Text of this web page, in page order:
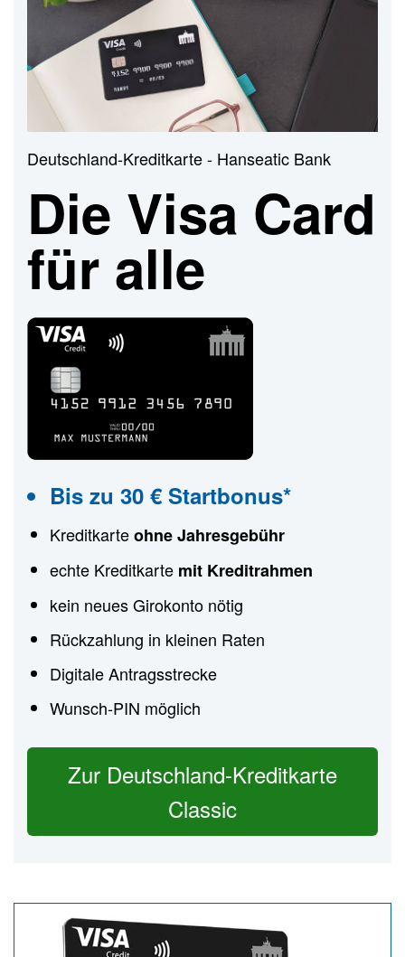
Deutschland-Kreditkarte - Hanseatic Bank
Die Visa Card
für alle
Bis zu 30 € Startbonus*
Kreditkarteohne Jahresgebühr
echte Kreditkarte mit Kreditrahmen
kein neues Girokonto nötig
Rückzahlung in kleinen Raten
Digitale Antragsstrecke
Wunsch-PIN möglich
Zur Deutschland-Kreditkarte
Classic